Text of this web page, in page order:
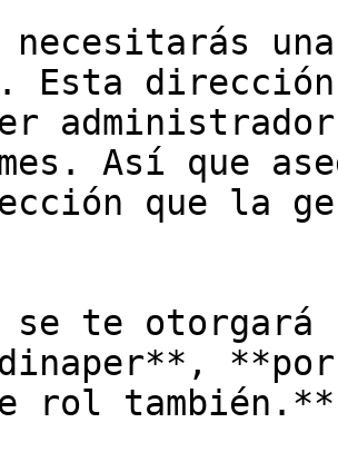
necesitarás
Esta
Así que
que la
se te
rol también.**